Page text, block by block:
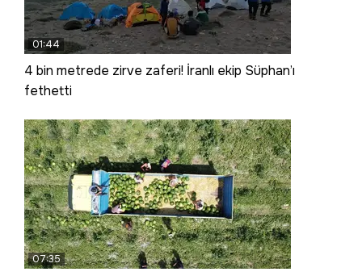
01:44
4 bin metrede zirve zaferi! İranlı ekip Süphan’ı
fethetti
07:35